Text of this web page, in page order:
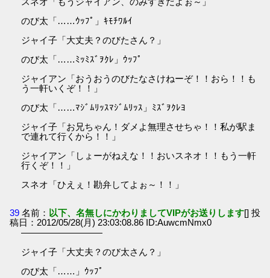
のび太「……ｳｯﾌﾟ」ｷﾓﾁﾜﾙｲ
ジャイ子「大丈夫？のびたさん？」
のび太「……ﾐｯﾐｽﾞｦｸﾚ」ｳｯﾌﾟ
ジャイアン「おうおうのびたなさけねーぞ！！おら！！も
う一軒いくぞ！！」
のび太「……ﾏｼﾞﾑﾘｯｽﾏｼﾞﾑﾘｯｽ」ﾐｽﾞｦｸﾚﾖ
ジャイ子「お兄ちゃん！ダメよ無理させちゃ！！私が駅ま
で連れて行くから！！」
ジャイアン「しょーがねえな！！おいスネオ！！もう一軒
行くぞ！！」
スネオ「ひえぇ！勘弁してよぉ～！！」
39 名前： 以下、名無しにかわりましてVIPがお送りします[] 投
稿日：2012/05/28(月) 23:03:08.86 ID:AuwcmNmx0
―――――――――
ジャイ子「大丈夫？のび太さん？」
のび太「……」ｳｯﾌﾟ